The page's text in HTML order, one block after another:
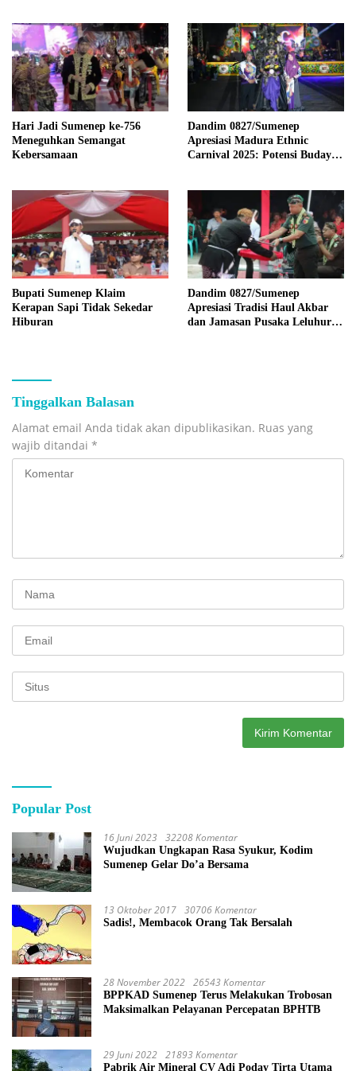
Hari Jadi Sumenep ke-756
Meneguhkan Semangat
Kebersamaan
Dandim 0827/Sumenep
Apresiasi Madura Ethnic
Carnival 2025: Potensi Budaya
Bupati Sumenep Klaim
Kerapan Sapi Tidak Sekedar
Hiburan
Dandim 0827/Sumenep
Apresiasi Tradisi Haul Akbar
dan Jamasan Pusaka Leluhur di
Tinggalkan Balasan
Alamat email Anda tidak akan dipublikasikan. Ruas yang
wajib ditandai *
Popular Post
16 Juni 2023 32208 Komentar
Wujudkan Ungkapan Rasa Syukur, Kodim
Sumenep Gelar Do’a Bersama
13 Oktober 2017 30706 Komentar
Sadis!, Membacok Orang Tak Bersalah
28 November 2022 26543 Komentar
BPPKAD Sumenep Terus Melakukan Trobosan
Maksimalkan Pelayanan Percepatan BPHTB
29 Juni 2022 21893 Komentar
Pabrik Air Mineral CV Adi Poday Tirta Utama